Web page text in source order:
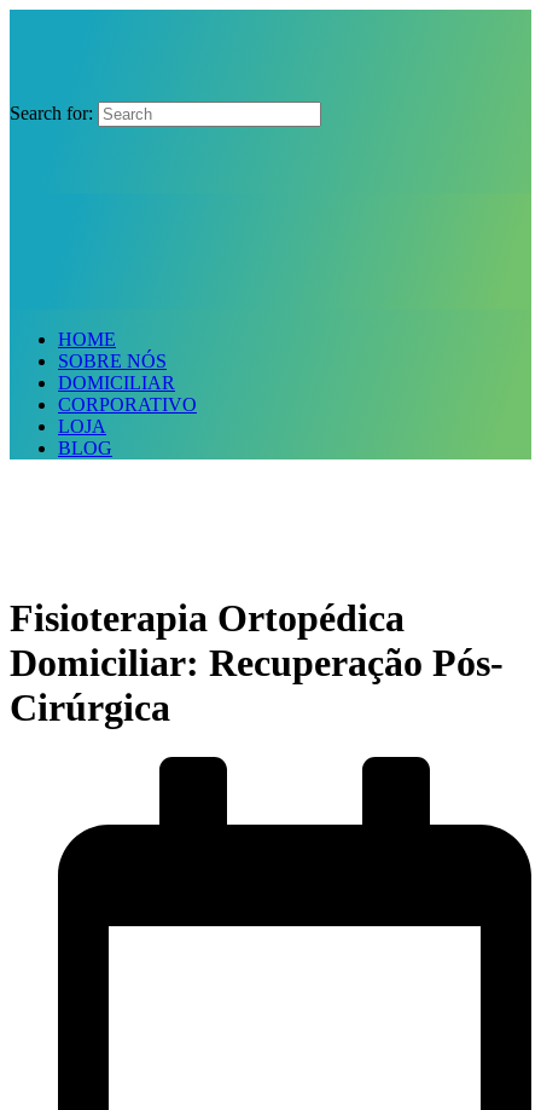
Search for:
HOME
SOBRE NÓS
DOMICILIAR
CORPORATIVO
LOJA
BLOG
Fisioterapia Ortopédica
Domiciliar: Recuperação Pós-
Cirúrgica